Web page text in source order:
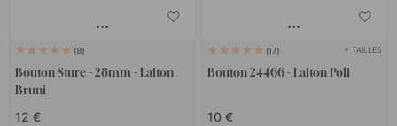
8
Bouton Sture - 28mm - Laiton
Bruni
12 €
17 + TAILLES
Bouton 24466 - Laiton Poli
10 €